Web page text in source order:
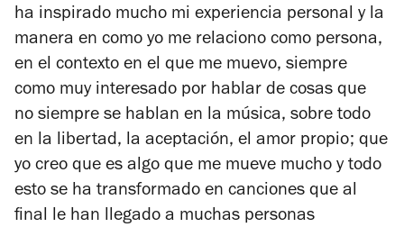
ha inspirado mucho mi experiencia personal y la
manera en como yo me relaciono como persona,
en el contexto en el que me muevo, siempre
como muy interesado por hablar de cosas que
no siempre se hablan en la música, sobre todo
en la libertad, la aceptación, el amor propio; que
yo creo que es algo que me mueve mucho y todo
esto se ha transformado en canciones que al
final le han llegado a muchas personas